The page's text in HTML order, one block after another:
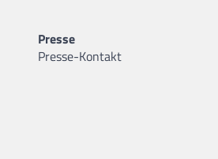
Presse
Presse-Kontakt